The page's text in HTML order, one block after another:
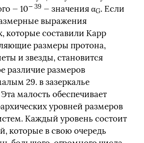
— 10— 39 — значения αG. Если
выражения
которые составили Карр
размеры протона,
и звезды, становится
различие размеров
29. в зазеркалье
Эта малость обеспечивает
уровней размеров
Каждый уровень состоит
которые в свою очередь